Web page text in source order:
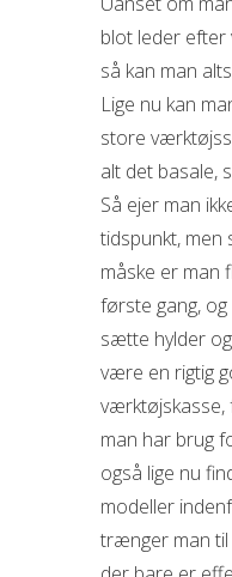
blot leder
så kan man
Lige nu kan
store
alt det basale,
Så ejer man
tidspunkt, men
måske er man
første gang, og
sætte hylder
være en rigtig
værktøjskasse,
man har brug
også lige nu
modeller
trænger man til